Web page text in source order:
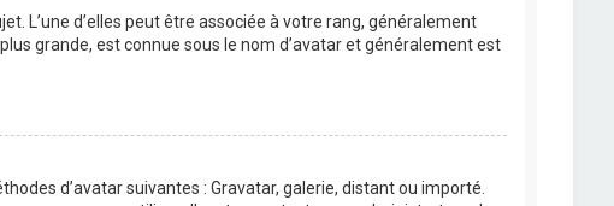
L’une d’elles peut être associée à votre rang, généralement
grande, est connue sous le nom d’avatar et généralement est
d’avatar suivantes : Gravatar, galerie, distant ou importé.